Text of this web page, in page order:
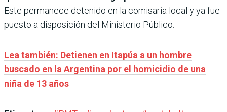
Este permanece detenido en la comisaría local y ya fue
puesto a disposición del Ministerio Público.
Lea también: Detienen en Itapúa a un hombre
buscado en la Argentina por el homicidio de una
niña de 13 años